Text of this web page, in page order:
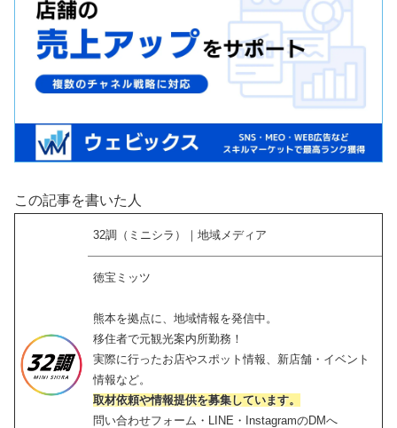
この記事を書いた人
32調（ミニシラ）｜地域メディア
徳宝ミッツ
熊本を拠点に、地域情報を発信中。
移住者で元観光案内所勤務！
実際に行ったお店やスポット情報、新店舗・イベント
情報など。
取材依頼や情報提供を募集しています。
問い合わせフォーム・LINE・InstagramのDMへ